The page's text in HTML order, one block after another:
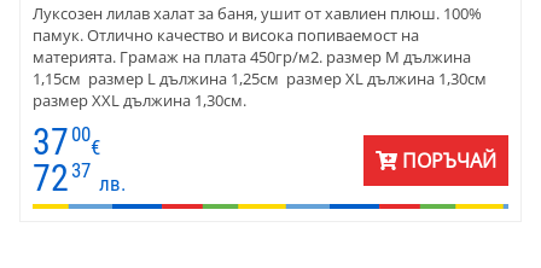
Луксозен лилав халат за баня, ушит от хавлиен плюш. 100%
памук. Отлично качество и висока попиваемост на
материята. Грамаж на плата 450гр/м2. размер М дължина
1,15см размер L дължина 1,25см размер XL дължина 1,30см
размер XXL дължина 1,30см.
37 00
€
72 37
лв.
ПОРЪЧАЙ